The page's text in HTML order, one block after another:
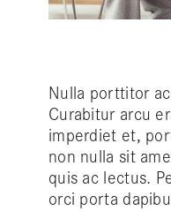
Nulla porttitor
Curabitur arcu
imperdiet et,
non nulla sit
quis ac lectus.
orci porta